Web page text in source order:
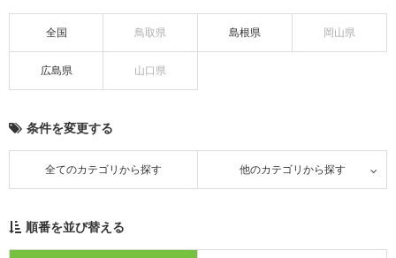
全国 鳥取県 島根県 岡山県
広島県 山口県
条件を変更する
全てのカテゴリから探す 他のカテゴリから探す
順番を並び替える